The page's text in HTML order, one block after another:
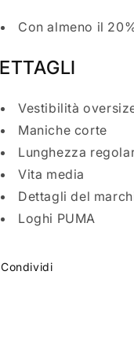
Con almeno il
Vestibilità
Maniche corte
Lunghezza
Vita media
Dettagli del
Loghi PUMA
Condividi